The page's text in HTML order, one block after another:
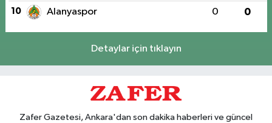
10 Alanyaspor 0 0
Detaylar için tıklayın
Zafer Gazetesi, Ankara'dan son dakika haberleri ve güncel